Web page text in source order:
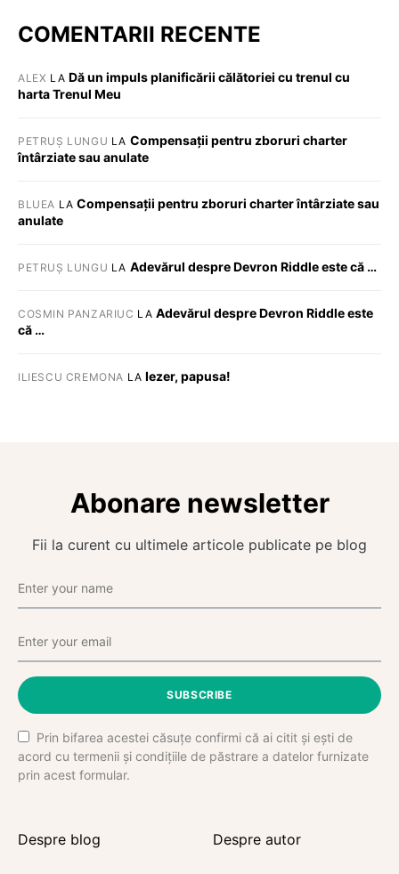
COMENTARII RECENTE
ALEX LA Dă un impuls planificării călătoriei cu trenul cu
harta Trenul Meu
PETRUȘ LUNGU LA Compensații pentru zboruri charter
întârziate sau anulate
BLUEA LACompensații pentru zboruri charter întârziate sau
anulate
PETRUȘ LUNGU LA Adevărul despre Devron Riddle este că …
COSMIN PANZARIUC LA Adevărul despre Devron Riddle este
că …
ILIESCU CREMONA LA Iezer, papusa!
Abonare newsletter
Fii la curent cu ultimele articole publicate pe blog
SUBSCRIBE
Prin bifarea acestei căsuțe confirmi că ai citit și ești de
acord cu termenii și condițiile de păstrare a datelor furnizate
prin acest formular.
Despre blog Despre autor